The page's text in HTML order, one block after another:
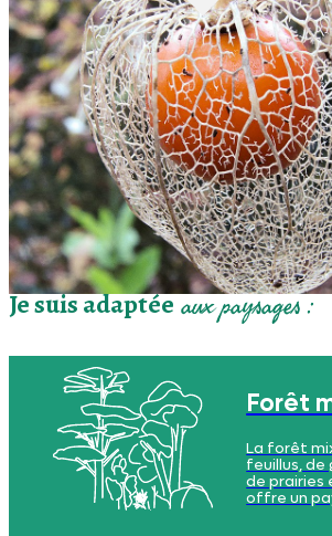
Je suis adaptéeaux paysages :
Forêt
La forêt
feuillus, de
de prairies
offre un
et